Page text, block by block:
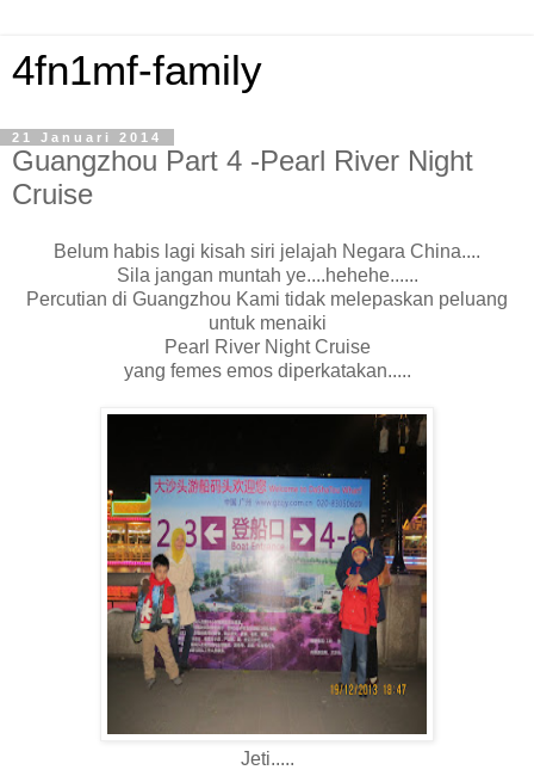
4fn1mf-family
21 Januari 2014
Guangzhou Part 4 -Pearl River Night
Cruise
Belum habis lagi kisah siri jelajah Negara China....
Sila jangan muntah ye....hehehe......
Percutian di Guangzhou Kami tidak melepaskan peluang
untuk menaiki
Pearl River Night Cruise
yang femes emos diperkatakan.....
Jeti.....